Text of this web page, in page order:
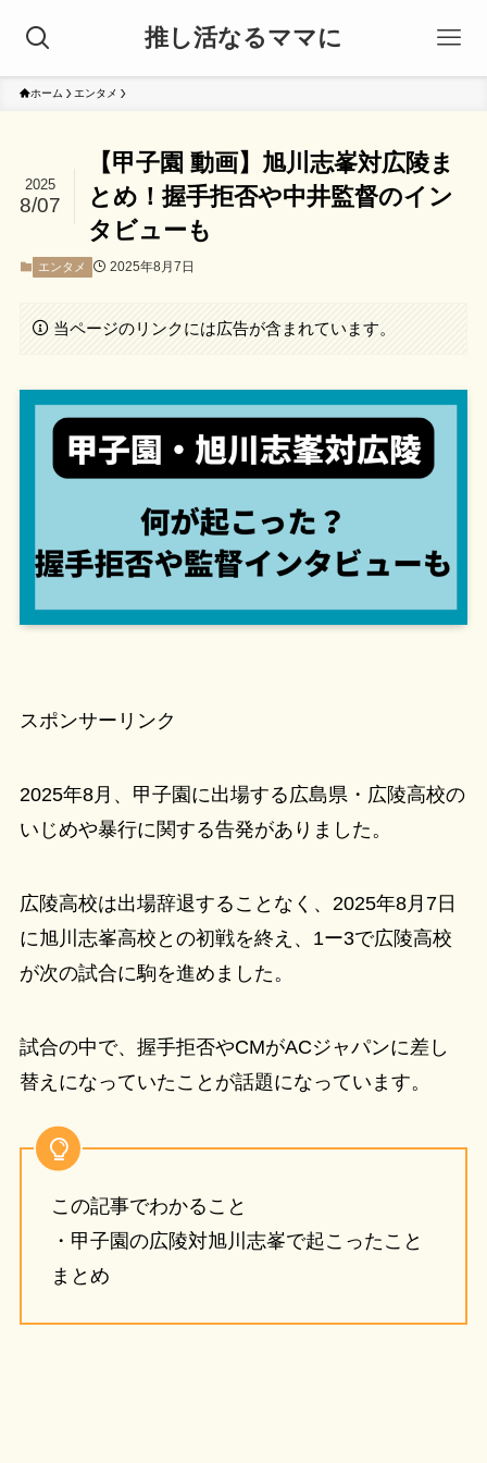
推し活なるママに
ホーム エンタメ
【甲子園 動画】旭川志峯対広陵ま
とめ！握手拒否や中井監督のイン
タビューも
2025
8/07
エンタメ 2025年8月7日
当ページのリンクには広告が含まれています。
スポンサーリンク
2025年8月、甲子園に出場する広島県・広陵高校の
いじめや暴行に関する告発がありました。
広陵高校は出場辞退することなく、2025年8月7日
に旭川志峯高校との初戦を終え、1ー3で広陵高校
が次の試合に駒を進めました。
試合の中で、握手拒否やCMがACジャパンに差し
替えになっていたことが話題になっています。
この記事でわかること
・甲子園の広陵対旭川志峯で起こったこと
まとめ